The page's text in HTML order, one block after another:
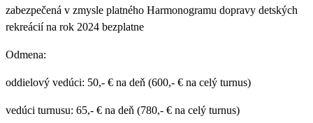
zabezpečená v zmysle platného Harmonogramu dopravy detských
rekreácií na rok 2024 bezplatne
Odmena:
oddielový vedúci: 50,- € na deň (600,- € na celý turnus)
vedúci turnusu: 65,- € na deň (780,- € na celý turnus)